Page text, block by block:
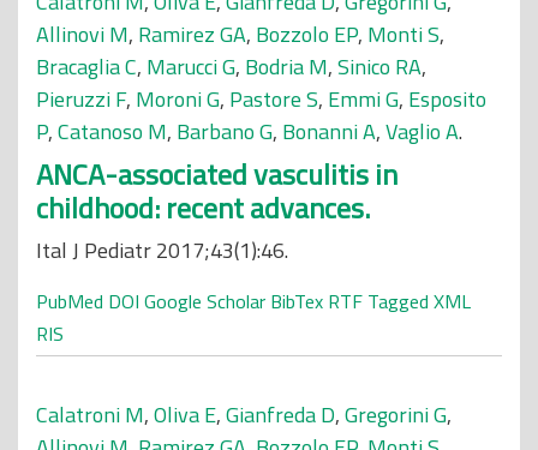
Allinovi M, Ramirez GA, Bozzolo EP, Monti S,
Bracaglia C, Marucci G, Bodria M,Sinico RA,
Pieruzzi F, Moroni G, Pastore S, Emmi G, Esposito
P,Catanoso M, Barbano G, Bonanni A,Vaglio A.
ANCA-associated vasculitis in
childhood: recent advances.
Ital J Pediatr 2017;43(1):46.
PubMed DOI Google Scholar BibTex RTF Tagged XML
RIS
Calatroni M,Oliva E,Gianfreda D,Gregorini G,